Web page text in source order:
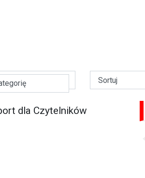
dla Czytelników